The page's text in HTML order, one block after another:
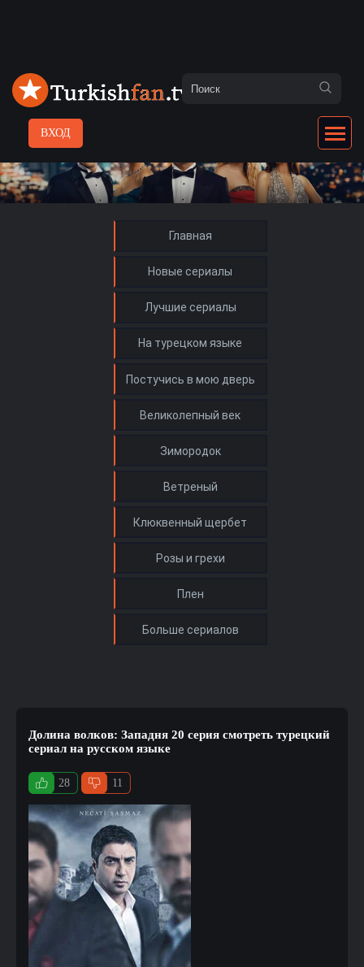
ВХОД
Главная
Новые сериалы
Лучшие сериалы
На турецком языке
Долина волков: Западня 20 серия смотреть турецкий
сериал на русском языке
28 11